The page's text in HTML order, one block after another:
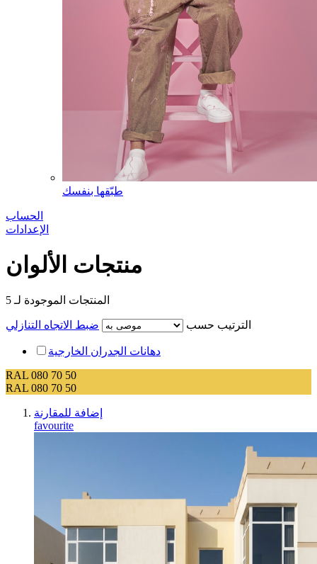
طبّقها بنفسك
الحساب
الإعدادات
منتجات الألوان
5 المنتجات الموجودة لـ
الترتيب حسب ضبط الاتجاه التنازلي
دهانات الجدران الخارجية
RAL 080 70 50
RAL 080 70 50
إضافة للمقارنة
favourite